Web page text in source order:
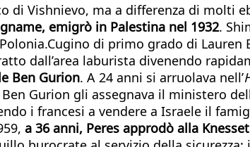
di Vishnievo, ma a differenza di molti
emigrò in Palestina nel 1932.
di primo grado di
dall’area laburista divenendo
Ben Gurion. A 24 anni si arruolava nell’
Ben Gurion gli assegnava il ministero
i francesi a vendere a Israele il
a 36 anni, Peres approdò alla Knesset